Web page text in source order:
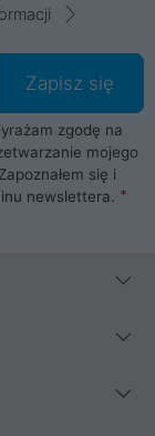
jest
albo laptopa w
pamięci,
Ci wybrać
do komputera.
rynku
Samsung i
możesz
Zapisz się
zgodę na
mojego
się i
newslettera.